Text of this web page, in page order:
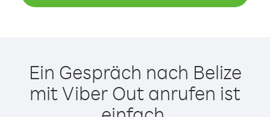
Ein Gespräch nach Belize
mit Viber Out anrufen ist